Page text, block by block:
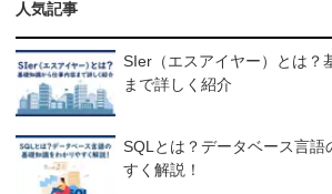
人気記事
SIer（エスアイヤー）とは？
まで詳しく紹介
SQLとは？データベース言語
すく解説！